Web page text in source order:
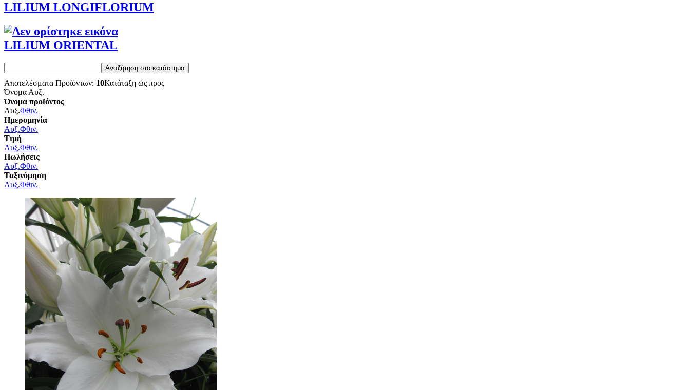
LILIUM LONGIFLORIUM
LILIUM ORIENTAL
Αποτελέσματα Προϊόντων: 10Κατάταξη ώς προς
Όνομα Αυξ.
Όνομα προϊόντος
Αυξ.Φθιν.
Ημερομηνία
Αυξ.Φθιν.
Τιμή
Αυξ.Φθιν.
Πωλήσεις
Αυξ.Φθιν.
Ταξινόμηση
Αυξ.Φθιν.